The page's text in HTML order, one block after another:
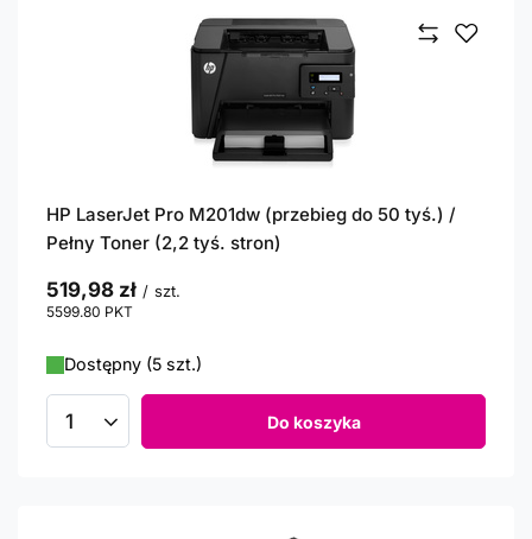
HP LaserJet Pro M201dw (przebieg do 50 tyś.) /
Pełny Toner (2,2 tyś. stron)
519,98 zł / szt.
5599.80 PKT
Dostępny (5 szt.)
Ilość produktów Do koszyka